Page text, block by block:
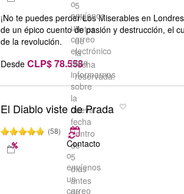
5
días
antes
de
la
fecha
reservada.
o
envíenos
un
correo
electrónico
para
informarnos
sobre
la
nueva
fecha
dentro
de
5
días
antes
¡No te puedes perder Los Miserables en
de un épico cuento de pasión y destrucción, el
de la revolución.
Desde CLP$ 78.558
El Diablo viste de Prada
(58)
Contacto
o
envíenos
un
correo